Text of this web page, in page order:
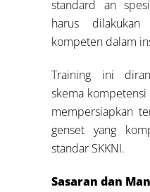
standard an
harus
kompeten dalam
Training ini
skema
mempersiapkan
genset yang
standar SKKNI.
Sasaran dan